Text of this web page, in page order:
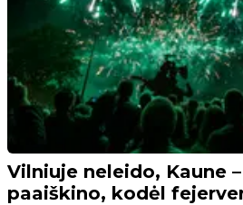
Vilniuje neleido, Kaune
paaiškino, kodėl